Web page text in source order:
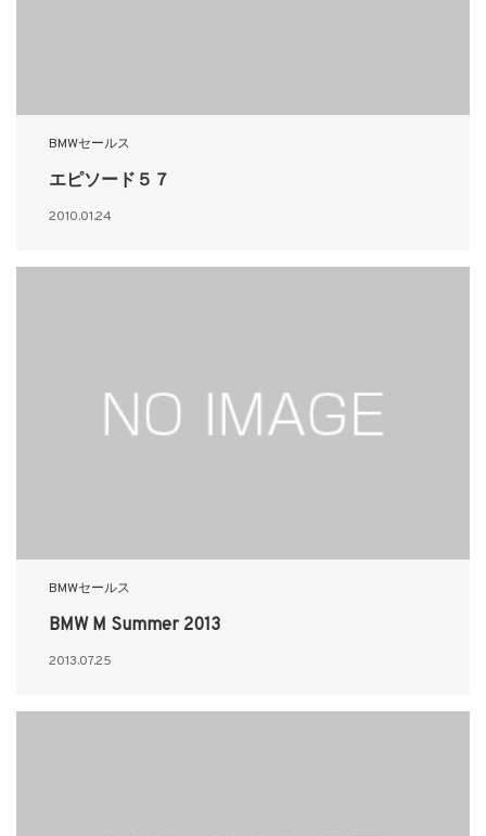
BMWセールス
エピソード５７
2010.01.24
BMWセールス
BMW M Summer 2013
2013.07.25